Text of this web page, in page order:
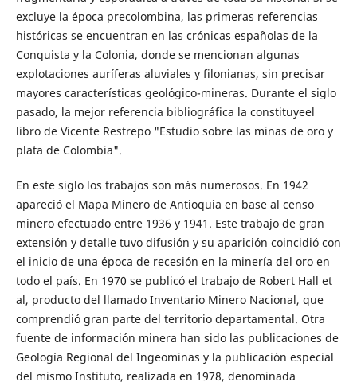
excluye la época precolombina, las primeras referencias
históricas se encuentran en las crónicas españolas de la
Conquista y la Colonia, donde se mencionan algunas
explotaciones auríferas aluviales y filonianas, sin precisar
mayores características geológico-mineras. Durante el siglo
pasado, la mejor referencia bibliográfica la constituyeel
libro de Vicente Restrepo "Estudio sobre las minas de oro y
plata de Colombia".
En este siglo los trabajos son más numerosos. En 1942
apareció el Mapa Minero de Antioquia en base al censo
minero efectuado entre 1936 y 1941. Este trabajo de gran
extensión y detalle tuvo difusión y su aparición coincidió con
el inicio de una época de recesión en la minería del oro en
todo el país. En 1970 se publicó el trabajo de Robert Hall et
al, producto del llamado Inventario Minero Nacional, que
comprendió gran parte del territorio departamental. Otra
fuente de información minera han sido las publicaciones de
Geología Regional del Ingeominas y la publicación especial
del mismo Instituto, realizada en 1978, denominada